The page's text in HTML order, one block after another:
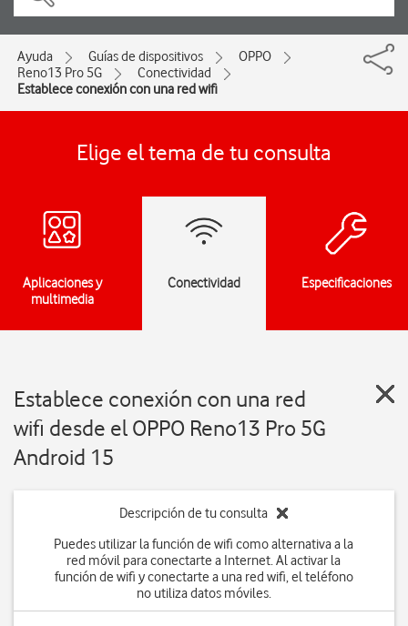
Ayuda Guías de dispositivos
OPPO
Reno13 Pro 5G
Conectividad
Establece conexión con una red wifi
Elige el tema de tu consulta
Aplicaciones y
multimedia
Conectividad Especificaciones
Establece conexión con una red
wifi desde el OPPO Reno13 Pro 5G
Android 15
Descripción de tu consulta
Puedes utilizar la función de wifi como alternativa a la
red móvil para conectarte a Internet. Al activar la
función de wifi y conectarte a una red wifi, el teléfono
no utiliza datos móviles.